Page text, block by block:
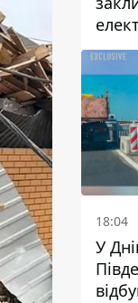
мереж
18:04
У